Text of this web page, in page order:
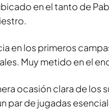
en el tanto de
en los primeros
Muy metido en el
ocasión clara de los
par de jugadas